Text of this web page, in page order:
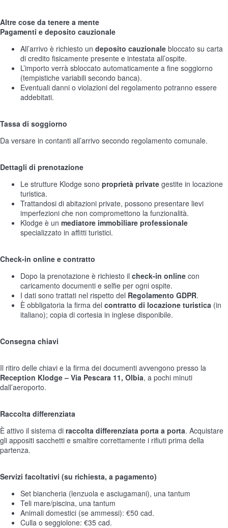
Altre cose da tenere a mente
Pagamenti e deposito cauzionale
All’arrivo è richiesto un deposito cauzionale bloccato su carta
di credito fisicamente presente e intestata all’ospite.
L’importo verrà sbloccato automaticamente a fine soggiorno
(tempistiche variabili secondo banca).
Eventuali danni o violazioni del regolamento potranno essere
addebitati.
Tassa di soggiorno
Da versare in contanti all’arrivo secondo regolamento comunale.
Dettagli di prenotazione
Le strutture Klodge sono proprietà private gestite in locazione
turistica.
Trattandosi di abitazioni private, possono presentare lievi
imperfezioni che non compromettono la funzionalità.
Klodge è un mediatore immobiliare professionale
specializzato in affitti turistici.
Check-in online e contratto
Dopo la prenotazione è richiesto il check-in online con
caricamento documenti e selfie per ogni ospite.
I dati sono trattati nel rispetto del Regolamento GDPR.
È obbligatoria la firma del contratto di locazione turistica (in
italiano); copia di cortesia in inglese disponibile.
Consegna chiavi
Il ritiro delle chiavi e la firma dei documenti avvengono presso la
Reception Klodge – Via Pescara 11, Olbia, a pochi minuti
dall’aeroporto.
Raccolta differenziata
È attivo il sistema di raccolta differenziata porta a porta. Acquistare
gli appositi sacchetti e smaltire correttamente i rifiuti prima della
partenza.
Servizi facoltativi (su richiesta, a pagamento)
Set biancheria (lenzuola e asciugamani), una tantum
Teli mare/piscina, una tantum
Animali domestici (se ammessi): €50 cad.
Culla o seggiolone: €35 cad.